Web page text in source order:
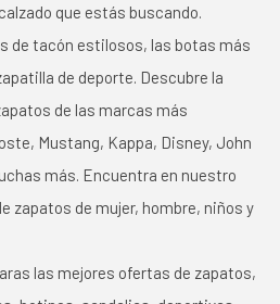
que estás buscando.
de tacón estilosos, las botas más
de deporte. Descubre la
de las marcas más
Mustang, Kappa, Disney, John
más. Encuentra en nuestro
zapatos de mujer, hombre, niños y
las mejores ofertas de zapatos,